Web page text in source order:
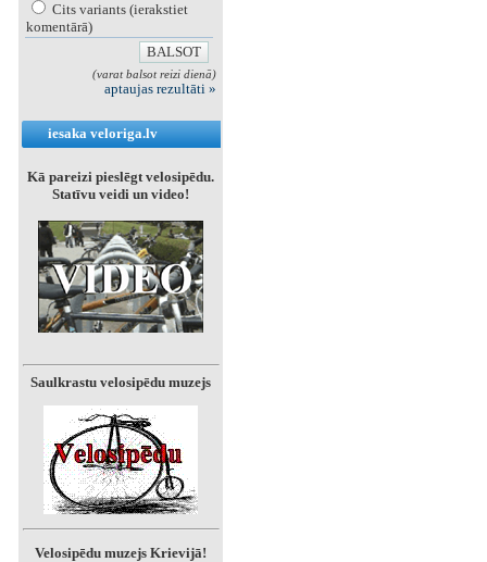
Cits variants (ierakstiet
komentārā)
(varat balsot reizi dienā)
aptaujas rezultāti »
iesaka veloriga.lv
Kā pareizi pieslēgt velosipēdu.
Statīvu veidi un video!
Saulkrastu velosipēdu muzejs
Velosipēdu muzejs Krievijā!